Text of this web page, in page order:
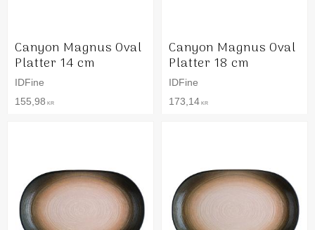
Canyon Magnus Oval
Platter 14 cm
IDFine
155,98 KR
Canyon Magnus Oval
Platter 18 cm
IDFine
173,14 KR